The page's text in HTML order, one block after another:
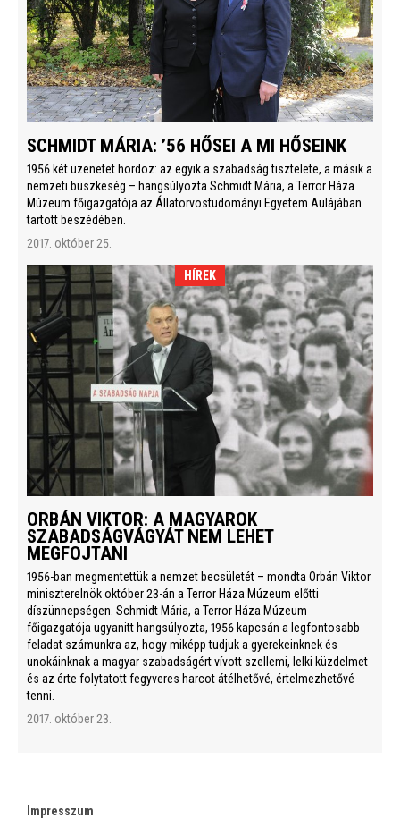
SCHMIDT MÁRIA: ’56 HŐSEI A MI HŐSEINK
1956 két üzenetet hordoz: az egyik a szabadság tisztelete, a másik a
nemzeti büszkeség – hangsúlyozta Schmidt Mária, a Terror Háza
Múzeum főigazgatója az Állatorvostudományi Egyetem Aulájában
tartott beszédében.
2017. október 25.
HÍREK
ORBÁN VIKTOR: A MAGYAROK
SZABADSÁGVÁGYÁT NEM LEHET
MEGFOJTANI
1956-ban megmentettük a nemzet becsületét – mondta Orbán Viktor
miniszterelnök október 23-án a Terror Háza Múzeum előtti
díszünnepségen. Schmidt Mária, a Terror Háza Múzeum
főigazgatója ugyanitt hangsúlyozta, 1956 kapcsán a legfontosabb
feladat számunkra az, hogy miképp tudjuk a gyerekeinknek és
unokáinknak a magyar szabadságért vívott szellemi, lelki küzdelmet
és az érte folytatott fegyveres harcot átélhetővé, értelmezhetővé
tenni.
2017. október 23.
Impresszum